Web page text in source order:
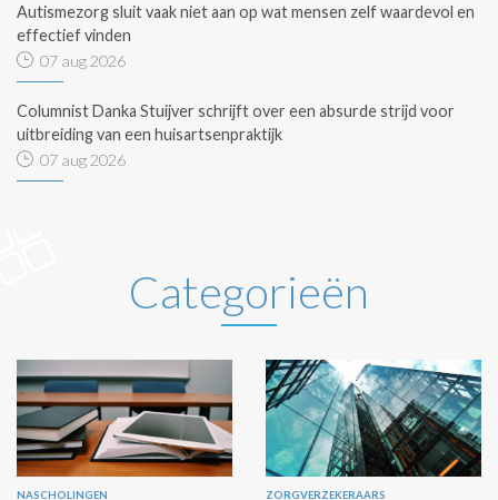
Autismezorg sluit vaak niet aan op wat mensen zelf waardevol en
effectief vinden
07 aug 2026
Columnist Danka Stuijver schrijft over een absurde strijd voor
uitbreiding van een huisartsenpraktijk
07 aug 2026
Categorieën
NASCHOLINGEN ZORGVERZEKERAARS